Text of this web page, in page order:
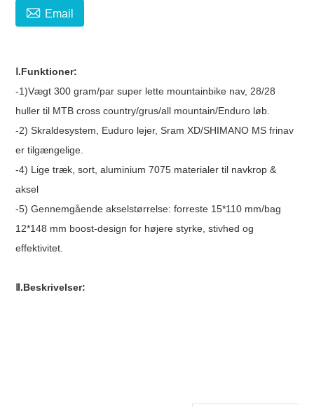
 Email
Ⅰ.Funktioner:
-1)Vægt 300 gram/par super lette mountainbike nav, 28/28
huller til MTB cross country/grus/all mountain/Enduro løb.
-2) Skraldesystem, Euduro lejer, Sram XD/SHIMANO MS frinav
er tilgængelige.
-4) Lige træk, sort, aluminium 7075 materialer til navkrop &
aksel
-5) Gennemgående akselstørrelse: forreste 15*110 mm/bag
12*148 mm boost-design for højere styrke, stivhed og
effektivitet.
Ⅱ.Beskrivelser: